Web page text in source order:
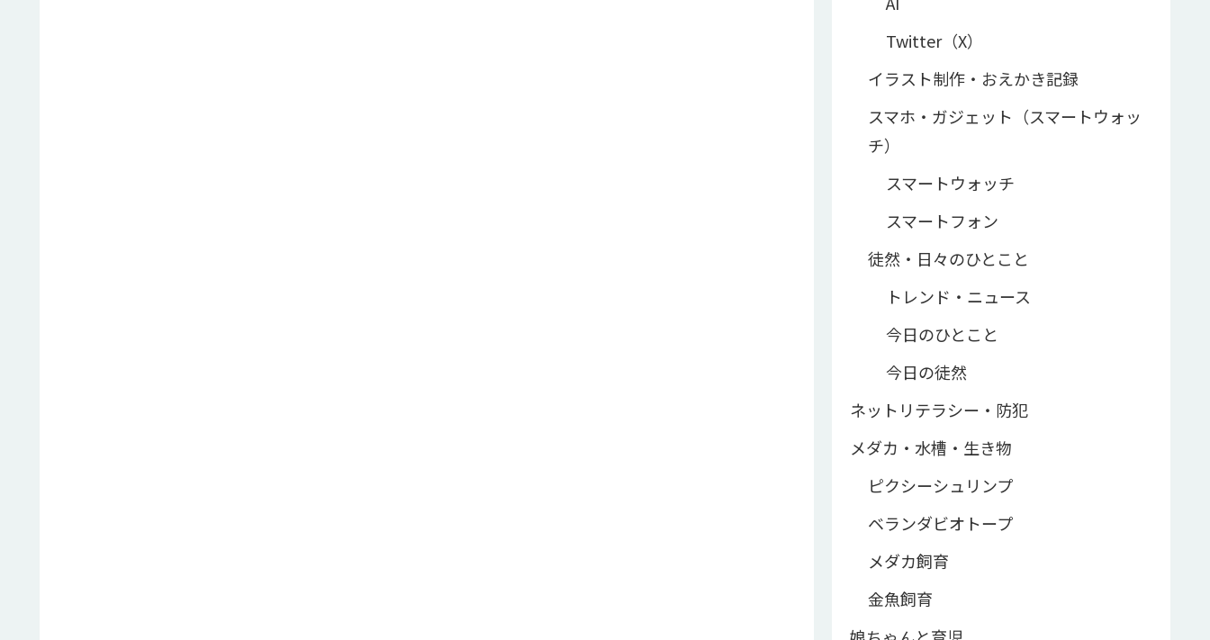
Twitter（X）
イラスト制作・おえかき記録
スマホ・ガジェット（スマートウォッ
チ）
スマートウォッチ
スマートフォン
徒然・日々のひとこと
トレンド・ニュース
今日のひとこと
今日の徒然
ネットリテラシー・防犯
メダカ・水槽・生き物
ピクシーシュリンプ
ベランダビオトープ
メダカ飼育
金魚飼育